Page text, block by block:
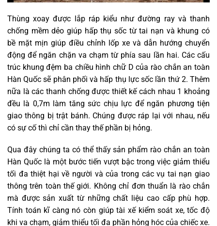
Thùng xoay được lắp ráp kiểu như đường ray và thanh
chống mềm dẻo giúp hấp thụ sốc từ tai nạn và khung có
bề mặt mịn giúp điều chỉnh lốp xe và dẫn hướng chuyển
động để ngăn chặn va chạm từ phía sau lần hai. Các cấu
trúc khung đệm ba chiều hình chữ D của rào chắn an toàn
Hàn Quốc sẽ phân phối và hấp thụ lực sốc lần thứ 2. Thêm
nữa là các thanh chống được thiết kế cách nhau 1 khoảng
đều là 0,7m làm tăng sức chịu lực để ngăn phương tiện
giao thông bị trật bánh. Chúng được ráp lại với nhau, nếu
có sự cố thì chỉ cần thay thế phần bị hỏng.
Qua đây chúng ta có thể thấy sản phẩm rào chắn an toàn
Hàn Quốc là một bước tiến vượt bậc trong việc giảm thiểu
tối đa thiệt hại về người và của trong các vụ tai nạn giao
thông trên toàn thế giới. Không chỉ đơn thuẩn là rào chắn
mà được sản xuất từ những chất liệu cao cấp phù hợp.
Tính toán kĩ càng nó còn giúp tài xế kiểm soát xe, tốc độ
khi va chạm, giảm thiểu tối đa phần hỏng hóc của chiếc xe.